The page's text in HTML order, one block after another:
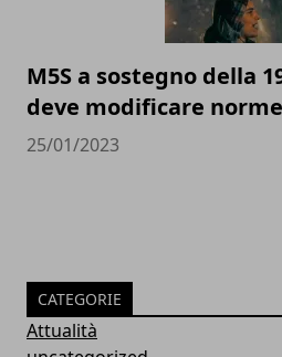
M5S a sostegno della
deve modificare
25/01/2023
CATEGORIE
Attualità